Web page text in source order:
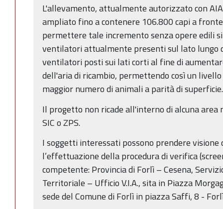
L'allevamento, attualmente autorizzato con
ampliato fino a contenere 106.800 capi a
permettere tale incremento senza opere edili
ventilatori attualmente presenti sul lato lungo
ventilatori posti sui lati corti al fine di
dell'aria di ricambio, permettendo così un
maggior numero di animali a parità di superficie.
Il progetto non ricade all'interno di alcuna
SIC o ZPS.
I soggetti interessati possono prendere
l’effettuazione della procedura di verifica
competente: Provincia di Forlì – Cesena,
Territoriale – Ufficio V.I.A., sita in Piazza
sede del Comune di Forlì in piazza Saffi, 8 -